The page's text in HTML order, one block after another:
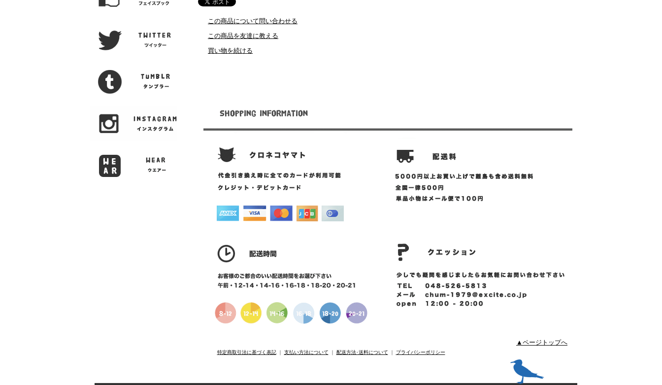
この商品について問い合わせる
この商品を友達に教える
買い物を続ける
▲ページトップへ
特定商取引法に基づく表記｜ 支払い方法について ｜ 配送方法･送料について ｜ プライバシーポリシー